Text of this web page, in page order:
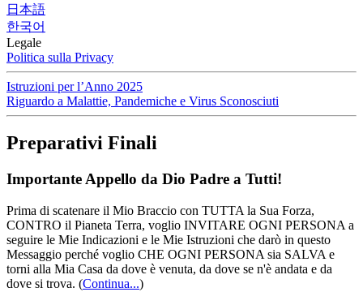
日本語
한국어
Legale
Politica sulla Privacy
Istruzioni per l’Anno 2025
Riguardo a Malattie, Pandemiche e Virus Sconosciuti
Preparativi Finali
Importante Appello da Dio Padre a Tutti!
Prima di scatenare il Mio Braccio con TUTTA la Sua Forza,
CONTRO il Pianeta Terra, voglio INVITARE OGNI PERSONA a
seguire le Mie Indicazioni e le Mie Istruzioni che darò in questo
Messaggio perché voglio CHE OGNI PERSONA sia SALVA e
torni alla Mia Casa da dove è venuta, da dove se n'è andata e da
dove si trova. (Continua...)